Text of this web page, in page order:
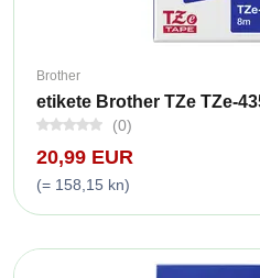
Brother
etikete Brother TZe TZe-
(0)
20,99 EUR
(= 158,15 kn)